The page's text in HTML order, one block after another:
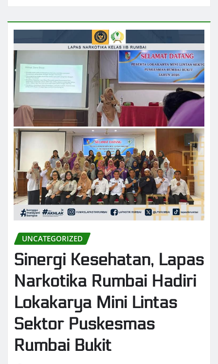
UNCATEGORIZED
Sinergi Kesehatan, Lapas
Narkotika Rumbai Hadiri
Lokakarya Mini Lintas
Sektor Puskesmas
Rumbai Bukit